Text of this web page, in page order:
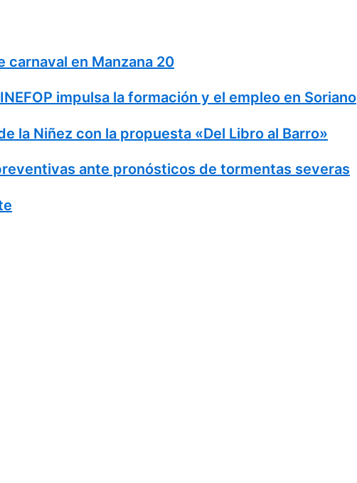
en Manzana 20
impulsa la formación y el empleo en Soriano
la Niñez con la propuesta «Del Libro al Barro»
ante pronósticos de tormentas severas